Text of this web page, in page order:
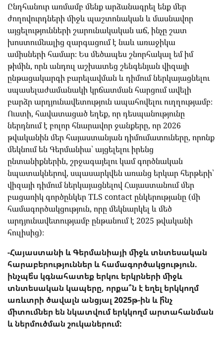
Ընդհանուր առմամբ մենք արձանագրել ենք մեր
ժողովուրդների միջև պաշտոնական և մասնավոր
այցելությունների շարունակական աճ, ինչը շատ
խոստումնալից զարգացում է նաև առաջիկա
ամիսների համար։ Ես մեծապես շնորհակալ եմ իմ
թիմին, որն անդուլ աշխատեց շենգենյան վիզայի
ընթացակարգի բարելավման և դիմում ներկայացնելու
սպասելաժամանակի կրճատման հարցում ավելի
բարձր արդյունավետություն ապահովելու ուղղությամբ։
Ուստի, հավատացած եղեք, որ դեսպանությունը
ներդնում է բոլոր հնարավոր ջանքերը, որ 2026
թվականին մեր հայաստանյան դիմումատուները, որոնք
մեկնում են Գերմանիա՝ այցելելու իրենց
ընտանիքներին, շրջագայելու կամ գործնական
նպատակներով, սպասարկվեն առանց երկար հերթերի՝
վիզայի դիմում ներկայացնելով Հայաստանում մեր
բացառիկ գործընկեր TLS contact ընկերությանը (մի
համագործակցություն, որը մեկնարկել և մեծ
արդյունավետությամբ ընթանում է 2025 թվականի
հուլիսից)։
-Հայաստանի և Գերմանիայի միջև տնտեսական
հարաբերություններ և համագործակցություն.
ինչպե՞ս կգնահատեք երկու երկրների միջև
տնտեսական կապերը, որքա՞ն է եղել երկկողմ
առևտրի ծավալն անցյալ 2025թ-ին և ի՞նչ
միտումներ են նկատվում երկկողմ արտահանման
և ներմուծման շուկաներում: